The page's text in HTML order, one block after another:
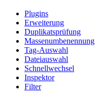
Plugins
Erweiterung
Duplikatsprüfung
Massenumbenennung
Tag-Auswahl
Dateiauswahl
Schnellwechsel
Inspektor
Filter